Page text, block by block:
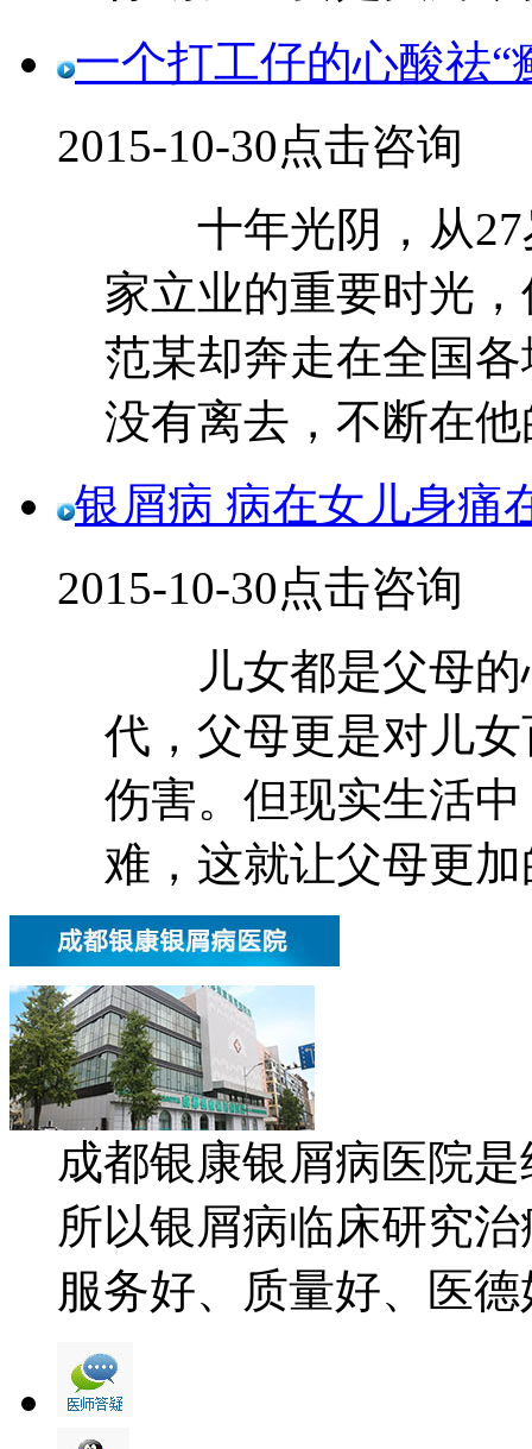
一个打工仔的心酸祛“
2015-10-30点击咨询
十年光阴，从27
家立业的重要时光
范某却奔走在全国
没有离去，不断在
银屑病 病在女儿身痛
2015-10-30点击咨询
儿女都是父母的
代，父母更是对儿
伤害。但现实生活
难，这就让父母更
成都银康银屑病医院
所以银屑病临床研究
服务好、质量好、医